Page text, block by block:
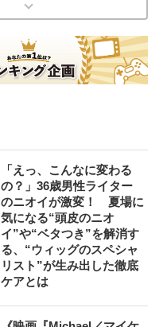
「えっ、こんなに変わる
の？」36歳男性ライター
のニオイが激変！ 夏場に
気になる“頭皮のニオ
イ”や“ベタつき”を解消す
る、“ウィッグのスペシャ
リスト”が生み出した徹底
ケアとは